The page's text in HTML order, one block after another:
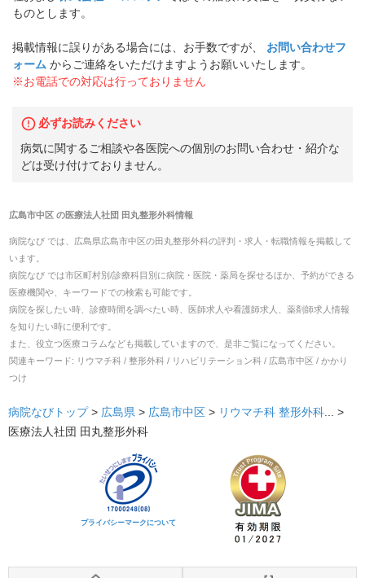
ものとします。
掲載情報に誤りがある場合には、お手数ですが、
お問い合わせフ
ォーム からご連絡をいただけますようお願いいたします。
※お電話での対応は行っておりません
必ずお読みください
病気に関するご相談や各医院への個別のお問い合わせ・紹介な
どは受け付けておりません。
広島市中区の医療法人社団 田丸整形外科情報
病院なび では、 広島県広島市中区の田丸整形外科の評判・求人・転職情報を掲載して
います。
病院なび では市区町村別/診療科目別に病院・医院・薬局を探せるほか、予約ができる
医療機関や、キーワードでの検索も可能です。
病院を探したい時、診療時間を調べたい時、医師求人や看護師求人、薬剤師求人情報
を知りたい時に便利です。
また、役立つ医療コラムなども掲載していますので、是非ご覧になってください。
関連キーワード: リウマチ科 / 整形外科 / リハビリテーション科 / 広島市中区 / かかり
つけ
病院なびトップ > 広島県 > 広島市中区 > リウマチ科 整形外科... >
医療法人社団 田丸整形外科
プライバシーマークについて